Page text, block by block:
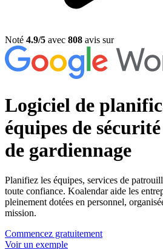
Noté 4.9/5 avec 808 avis sur
Logiciel de
équipes de sécurité
de gardiennage
Planifiez les équipes, services de
toute confiance. Koalendar aide les
pleinement dotées en personnel,
mission.
Commencez gratuitement
Voir un exemple